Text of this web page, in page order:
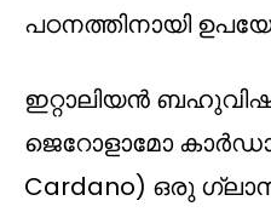
പഠനത്തിനായി
ഇറ്റാലിയൻ
ജെറോളാമോ
Cardano) ഒരു